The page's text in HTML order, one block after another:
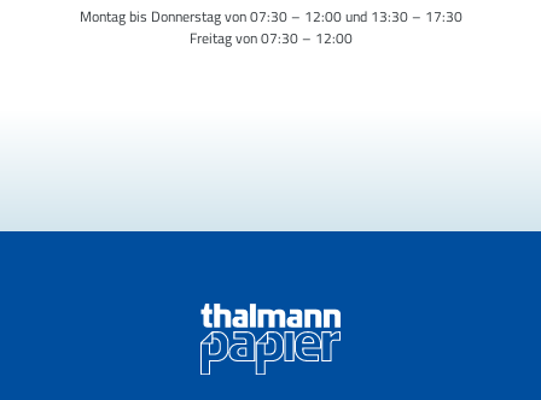
Montag bis Donnerstag von 07:30 – 12:00 und 13:30 – 17:30
Freitag von 07:30 – 12:00